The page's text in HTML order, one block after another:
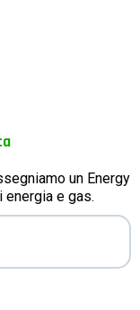
un Energy
energia e gas.